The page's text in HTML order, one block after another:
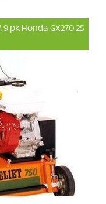
pk Honda GX270 25